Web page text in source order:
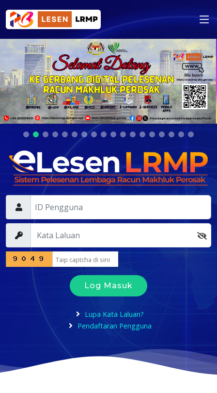
Log Masuk
Lupa Kata Laluan?
Pendaftaran Pengguna